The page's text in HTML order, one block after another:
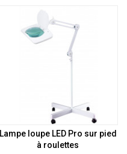
Lampe loupe LED Pro sur pied
à roulettes